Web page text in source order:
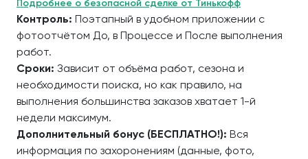
Подробнее о безопасной сделке от Тинькофф
Контроль: Поэтапный в удобном приложении с
фотоотчётом До, в Процессе и После выполнения
работ.
Сроки: Зависит от объёма работ, сезона и
необходимости поиска, но как правило, на
выполнения большинства заказов хватает 1-й
недели максимум.
Дополнительный бонус (БЕСПЛАТНО!): Вся
информация по захоронениям (данные, фото,